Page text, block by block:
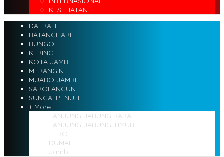
KESEHATAN
DAERAH
BATANGHARI
BUNGO
KERINCI
KOTA JAMBI
MERANGIN
MUARO JAMBI
SAROLANGUN
SUNGAI PENUH
+ More
TANJUNG JABUNG BARAT
TANJUNG JABUNG TIMUR
TEBO
DUMAI
Jambi